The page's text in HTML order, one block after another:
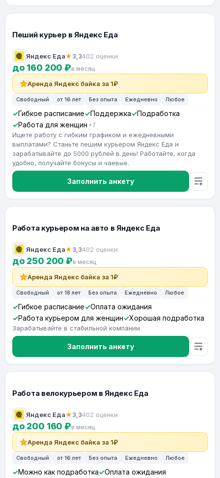
Пеший курьер в Яндекс Еда
Яндекс Еда★3,3402 оценки
до 160 200 ₽в месяц
Аренда Яндекс байка за 1₽
Свободный от 16 лет Без опыта Ежедневно Любое
Гибкое расписание Поддержка
Подработка
Работа для женщин +1
Ищете работу с гибким графиком и ежедневными
выплатами? Станьте пешим курьером Яндекс Еда и
зарабатывайте до 5000 рублей в день! Работайте, когда
удобно, получайте бонусы и чаевые.
Заполнить анкету
Работа курьером на авто в Яндекс Еда
Яндекс Еда★3,3402 оценки
до 250 200 ₽в месяц
Аренда Яндекс байка за 1₽
Свободный от 18 лет Без опыта Ежедневно Любое
Гибкое расписание
Оплата ожидания
Работа курьером для женщин
Хорошая подработка
Зарабатывайте в стабильной компании
Заполнить анкету
Работа велокурьером в Яндекс Еда
Яндекс Еда★3,3402 оценки
до 200 160 ₽в месяц
Аренда Яндекс байка за 1₽
Свободный от 16 лет Без опыта Ежедневно Любое
Можно как подработка
Оплата ожидания